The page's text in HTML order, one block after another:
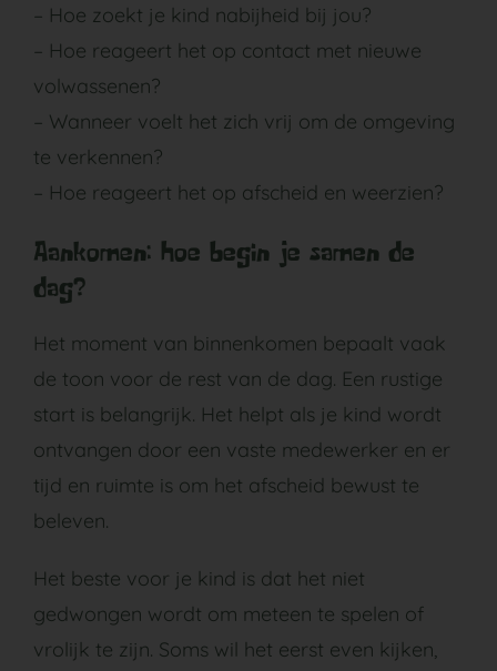
– Hoe zoekt je kind nabijheid bij jou?
– Hoe reageert het op contact met nieuwe
volwassenen?
– Wanneer voelt het zich vrij om de omgeving
te verkennen?
– Hoe reageert het op afscheid en weerzien?
Aankomen: hoe begin je samen de
dag?
Het moment van binnenkomen bepaalt vaak
de toon voor de rest van de dag. Een rustige
start is belangrijk. Het helpt als je kind wordt
ontvangen door een vaste medewerker en er
tijd en ruimte is om het afscheid bewust te
beleven.
Het beste voor je kind is dat het niet
gedwongen wordt om meteen te spelen of
vrolijk te zijn. Soms wil het eerst even kijken,